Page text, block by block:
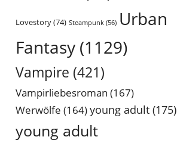
Lovestory(74) Steampunk (56) Urban
Fantasy (1129)
Vampire (421)
Vampirliebesroman (167)
Werwölfe (164)young adult (175)
young adult